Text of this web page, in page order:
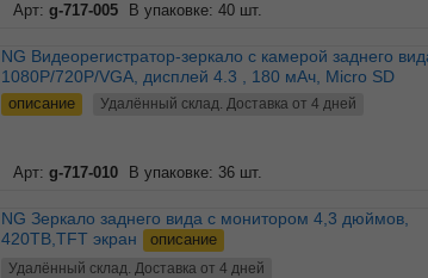
Арт: g-717-005 В упаковке: 40 шт.
NG Видеорегистратор-зеркало с камерой заднего вида,
1080P/720P/VGA, дисплей 4.3 , 180 мАч, Micro SD
описание Удалённый склад. Доставка от 4 дней
Арт: g-717-010 В упаковке: 36 шт.
NG Зеркало заднего вида с монитором 4,3 дюймов,
420ТВ,TFT экран
описание
Удалённый склад. Доставка от 4 дней